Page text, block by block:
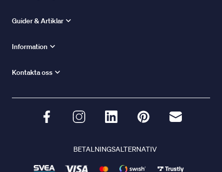
Guider & Artiklar
Information
Kontakta oss
BETALNINGSALTERNATIV